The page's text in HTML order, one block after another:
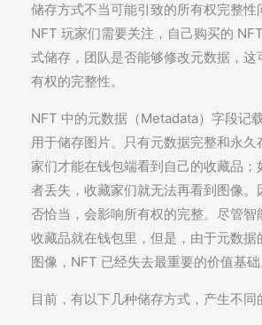
储存方式不当可能引致的所有权完整性
NFT 玩家们需要关注，自己购买的
式储存，团队是否能够修改元数据，这
有权的完整性。
NFT 中的元数据（Metadata）字段记
用于储存图片。只有元数据完整和永
家们才能在钱包端看到自己的收藏品
者丢失，收藏家们就无法再看到图像。
否恰当，会影响所有权的完整。尽管智
收藏品就在钱包里，但是，由于元数据
图像，NFT 已经失去最重要的价值基础
目前，有以下几种储存方式，产生不同